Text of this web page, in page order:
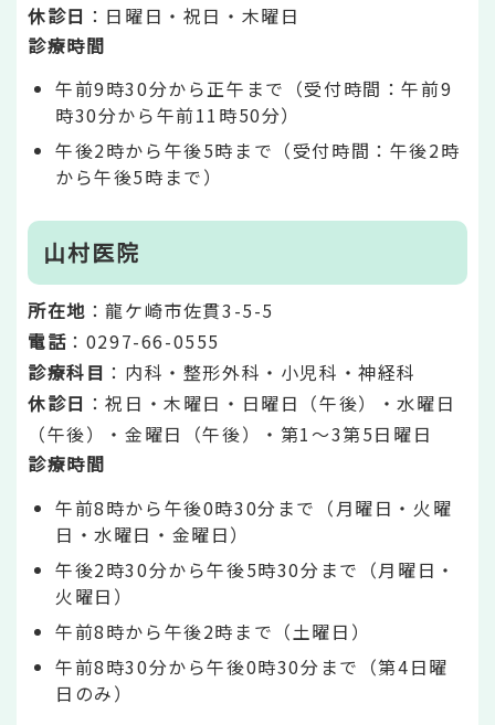
休診日 ：日曜日・祝日・木曜日
診療時間
午前9時30分から正午まで（受付時間：午前9
時30分から午前11時50分）
午後2時から午後5時まで（受付時間：午後2時
から午後5時まで）
山村医院
所在地 ：龍ケ崎市佐貫3-5-5
電話 ：0297-66-0555
診療科目 ：内科・整形外科・小児科・神経科
休診日 ：祝日・木曜日・日曜日（午後）・水曜日
（午後）・金曜日（午後）・第1～3第5日曜日
診療時間
午前8時から午後0時30分まで（月曜日・火曜
日・水曜日・金曜日）
午後2時30分から午後5時30分まで（月曜日・
火曜日）
午前8時から午後2時まで（土曜日）
午前8時30分から午後0時30分まで（第4日曜
日のみ）